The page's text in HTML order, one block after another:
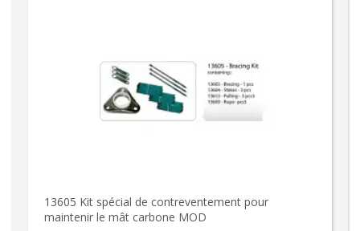
13605 Kit spécial de contreventement pour
maintenir le mât carbone MOD